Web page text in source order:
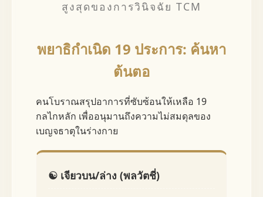
สูงสุดของการวินิจฉัย TCM
พยาธิกำเนิด 19 ประการ: ค้นหา
ต้นตอ
คนโบราณสรุปอาการที่ซับซ้อนให้เหลือ 19
กลไกหลัก เพื่ออนุมานถึงความไม่สมดุลของ
เบญจธาตุในร่างกาย
☯️ เจียวบน/ล่าง (พลวัตชี่)